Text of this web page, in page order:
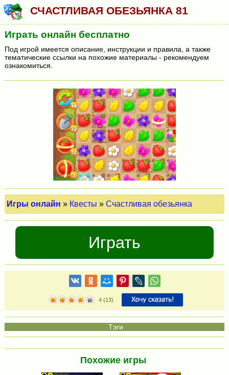
СЧАСТЛИВАЯ ОБЕЗЬЯНКА 81
Играть онлайн бесплатно
Под игрой имеется описание, инструкции и правила, а также
тематические ссылки на похожие материалы - рекомендуем
ознакомиться.
Игры онлайн » Квесты »Счастливая обезьянка
Играть
4 (13)
Похожие игры